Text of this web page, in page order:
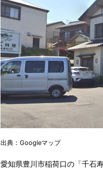
出典：Googleマップ
愛知県豊川市稲荷口の「千石